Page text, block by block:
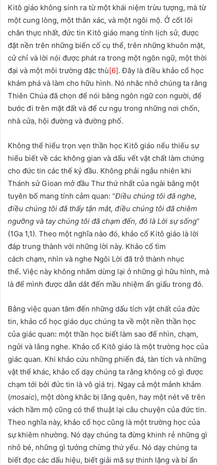
Kitô giáo không sinh ra từ một khái niệm trừu tượng, mà từ
một cung lòng, một thân xác, và một ngôi mộ. Ở cốt lõi
chân thực nhất, đức tin Kitô giáo mang tính lịch sử, được
đặt nền trên những biến cố cụ thể, trên những khuôn mặt,
cử chỉ và lời nói được phát ra trong một ngôn ngữ, một thời
đại và một môi trường đặc thù[6]. Đây là điều khảo cổ học
khám phá và làm cho hữu hình. Nó nhắc nhở chúng ta rằng
Thiên Chúa đã chọn để nói bằng ngôn ngữ con người, để
bước đi trên mặt đất và để cư ngụ trong những nơi chốn,
nhà cửa, hội đường và đường phố.
Không thể hiểu trọn vẹn thần học Kitô giáo nếu thiếu sự
hiểu biết về các không gian và dấu vết vật chất làm chứng
cho đức tin các thế kỷ đầu. Không phải ngẫu nhiên khi
Thánh sử Gioan mở đầu Thư thứ nhất của ngài bằng một
tuyên bố mang tính cảm quan: “Điều chúng tôi đã nghe,
điều chúng tôi đã thấy tận mắt, điều chúng tôi đã chiêm
ngưỡng và tay chúng tôi đã chạm đến, đó là Lời sự sống”
(1Ga 1,1). Theo một nghĩa nào đó, khảo cổ Kitô giáo là lời
đáp trung thành với những lời này. Khảo cổ tìm
cách chạm, nhìn và nghe Ngôi Lời đã trở thành nhục
thể. Việc này không nhằm dừng lại ở những gì hữu hình, mà
là để mình được dẫn dắt đến mầu nhiệm ẩn giấu trong đó.
Bằng việc quan tâm đến những dấu tích vật chất của đức
tin, khảo cổ học giáo dục chúng ta về một nền thần học
của giác quan: một thần học biết làm sao để nhìn, chạm,
ngửi và lắng nghe. Khảo cổ Kitô giáo là một trường học của
giác quan. Khi khảo cứu những phiến đá, tàn tích và những
vật thể khác, khảo cổ dạy chúng ta rằng không có gì được
chạm tới bởi đức tin là vô giá trị. Ngay cả một mảnh khảm
(mosaic), một dòng khắc bị lãng quên, hay một nét vẽ trên
vách hầm mộ cũng có thể thuật lại câu chuyện của đức tin.
Theo nghĩa này, khảo cổ học cũng là một trường học của
sự khiêm nhường. Nó dạy chúng ta đừng khinh rẻ những gì
nhỏ bé, những gì tưởng chừng thứ yếu. Nó dạy chúng ta
biết đọc các dấu hiệu, biết giải mã sự thinh lặng và bí ẩn